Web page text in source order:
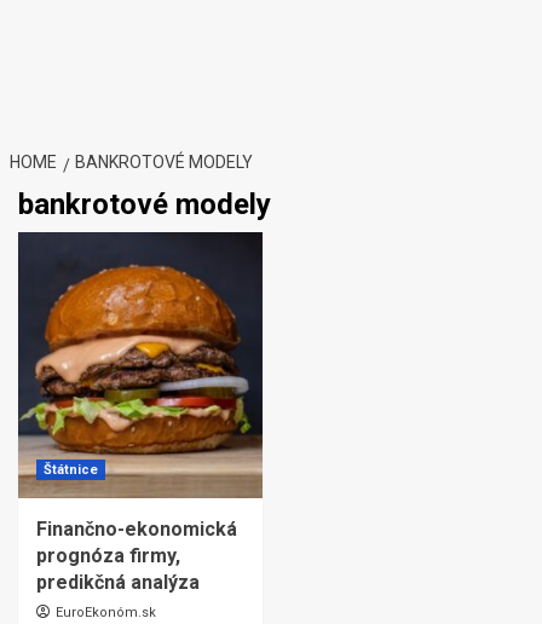
HOME BANKROTOVÉ MODELY
bankrotové modely
Štátnice
Finančno-ekonomická
prognóza firmy,
predikčná analýza
EuroEkonóm.sk